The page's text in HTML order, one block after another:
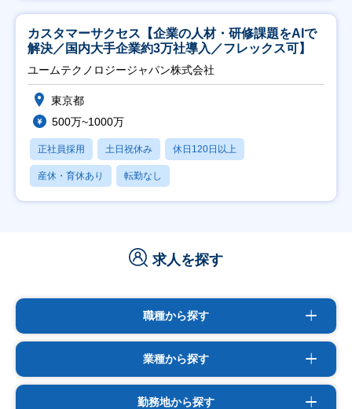
カスタマーサクセス【企業の人材・研修課題をAIで
解決／国内大手企業約3万社導入／フレックス可】
ユームテクノロジージャパン株式会社
東京都
500万~1000万
正社員採用 土日祝休み 休日120日以上
産休・育休あり 転勤なし
求人を探す
職種から探す
業種から探す
勤務地から探す